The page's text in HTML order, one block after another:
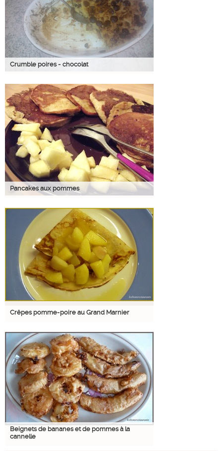
Crumble poires - chocolat
Pancakes aux pommes
Crêpes pomme-poire au Grand Marnier
Beignets de bananes et de pommes à la
cannelle